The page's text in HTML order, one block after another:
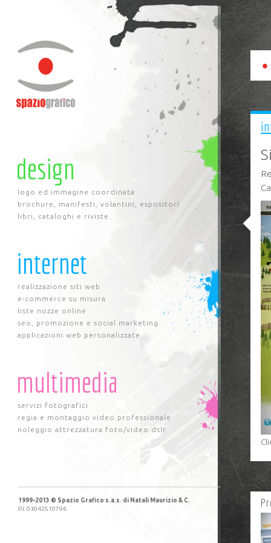
design
logo ed immagine coordinata
brochure, manifesti, volantini, espositori
libri, cataloghi e riviste
internet
realizzazione siti web
e-commerce su misura
liste nozze online
seo, promozione e social marketing
applicazioni web personalizzate
multimedia
servizi fotografici
regia e montaggio video professionale
noleggio attrezzatura foto/video dslr
1999-2013 © Spazio Grafico s.a.s. di Natali Maurizio & C.
P.I. 03042510796